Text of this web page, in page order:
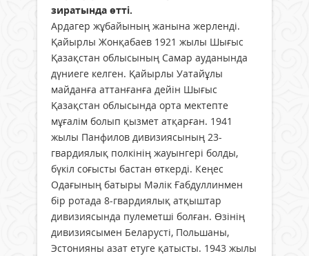
зиратында өтті.
Ардагер жұбайының жанына жерленді.
Қайырлы Жонқабаев 1921 жылы Шығыс
Қазақстан облысының Самар ауданында
дүниеге келген. Қайырлы Уатайұлы
майданға аттанғанға дейін Шығыс
Қазақстан облысында орта мектепте
мұғалім болып қызмет атқарған. 1941
жылы Панфилов дивизиясының 23-
гвардиялық полкінің жауынгері болды,
бүкіл соғысты бастан өткерді. Кеңес
Одағының батыры Мәлік Ғабдуллинмен
бір ротада 8-гвардиялық атқыштар
дивизиясында пулеметші болған. Өзінің
дивизиясымен Беларусті, Польшаны,
Эстонияны азат етуге қатысты. 1943 жылы